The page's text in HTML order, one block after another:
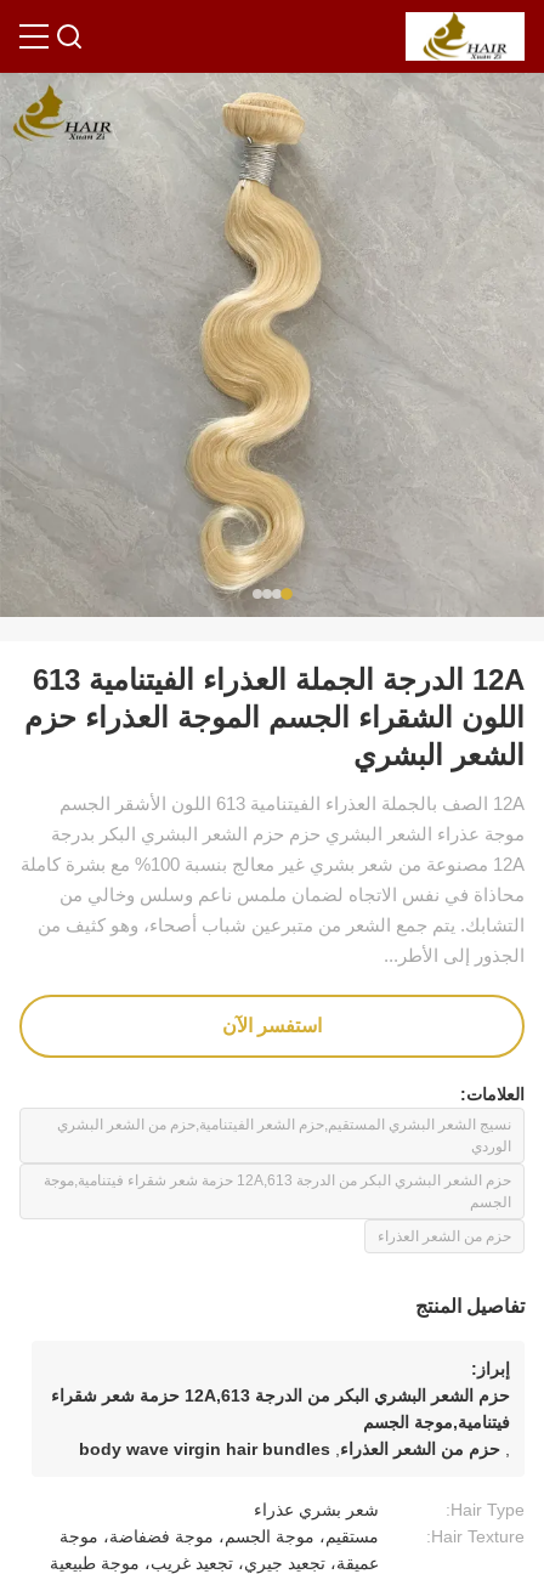
12A الدرجة الجملة العذراء الفيتنامية 613
اللون الشقراء الجسم الموجة العذراء حزم
الشعر البشري
12A الصف بالجملة العذراء الفيتنامية 613 اللون الأشقر الجسم
موجة عذراء الشعر البشري حزم حزم الشعر البشري البكر بدرجة
12A مصنوعة من شعر بشري غير معالج بنسبة 100% مع بشرة كاملة
محاذاة في نفس الاتجاه لضمان ملمس ناعم وسلس وخالي من
التشابك. يتم جمع الشعر من متبرعين شباب أصحاء، وهو كثيف من
الجذور إلى الأطر...
استفسر الآن
العلامات:
نسيج الشعر البشري المستقيم,حزم الشعر الفيتنامية,حزم من الشعر البشري
الوردي
حزم الشعر البشري البكر من الدرجة 12A,613 حزمة شعر شقراء فيتنامية,موجة
الجسم
حزم من الشعر العذراء
تفاصيل المنتج
إبراز:
حزم الشعر البشري البكر من الدرجة 12A,613 حزمة شعر شقراء
فيتنامية,موجة الجسم
حزم من الشعر العذراء body wave virgin hair bundles
Hair Type:
شعر بشري عذراء
Hair Texture:
مستقيم، موجة الجسم، موجة فضفاضة، موجة
عميقة، تجعيد جيري، تجعيد غريب، موجة طبيعية